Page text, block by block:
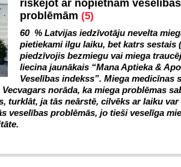
riskējot ar nopietnām veselības
problēmām (5)
60 % Latvijas iedzīvotāju nevelta
pietiekami ilgu laiku, bet katrs sestais
piedzīvojis bezmiegu vai miega
liecina jaunākais “Mana Aptieka &
Veselības indekss”. Miega medicīnas
norāda, ka miega problēmas
turklāt, ja tās neārstē, cilvēks ar laiku var
veselības problēmās, jo tieši veselīga